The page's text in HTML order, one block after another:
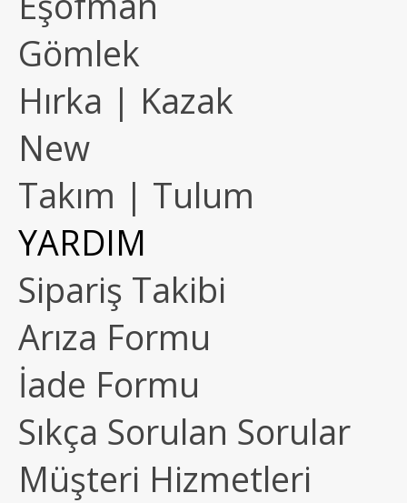
Gömlek
Hırka | Kazak
New
Takım | Tulum
YARDIM
Sipariş Takibi
Arıza Formu
İade Formu
Sıkça Sorulan Sorular
Müşteri Hizmetleri